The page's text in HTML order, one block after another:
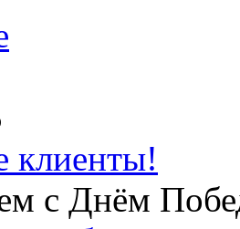
клиенты!
с Днём